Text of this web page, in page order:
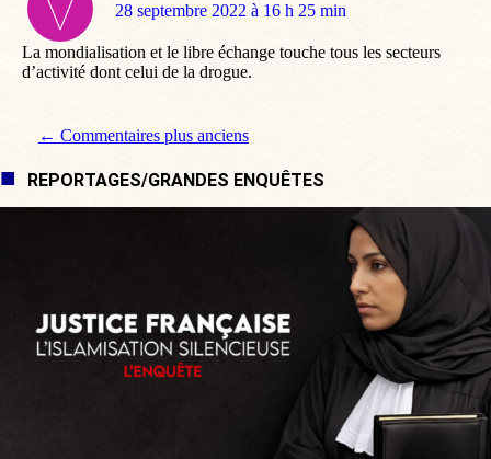
dit
28 septembre 2022 à 16 h 25 min
La mondialisation et le libre échange touche tous les secteurs
d’activité dont celui de la drogue.
Navigation de commentaire
← Commentaires plus anciens
REPORTAGES/GRANDES ENQUÊTES